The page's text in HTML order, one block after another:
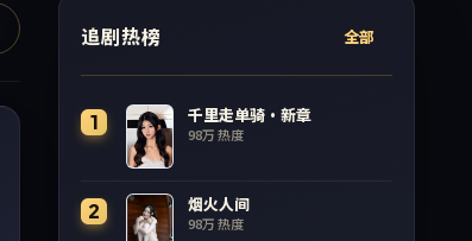
追剧热榜 全部
1 千里走单骑·新章
98万热度
2 烟火人间
98万热度